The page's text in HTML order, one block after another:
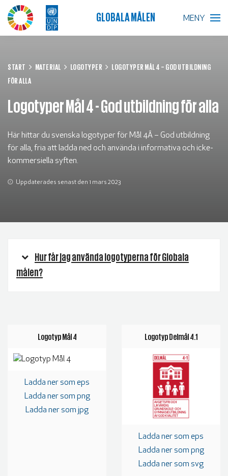
GLOBALA MÅLEN MENY
GLOBALA MÅLEN
SKOLA
FÖRETAG
RESURSER
START MATERIAL LOGOTYPER
LOGOTYPER MÅL 4 – GOD UTBILDNING
FÖR ALLA
Logotyper Mål 4 - God utbildning för alla
Här hittar du svenska logotyper för Mål 4Â – God utbildning
för alla, fria att ladda ned och använda i informativa och icke-
kommersiella syften.
Uppdaterades senast den 1 mars 2023
Hur får jag använda logotyperna för Globala
målen?
Logotyp Mål 4
Ladda ner som eps
Ladda ner som png
Ladda ner som jpg
Logotyp Delmål 4.1
Ladda ner som eps
Ladda ner som png
Ladda ner som svg